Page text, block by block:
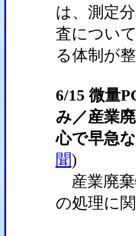
は、測定
査につい
る体制が
6/15 微量
み／産業
心で早急
聞)
産業廃棄
の処理に